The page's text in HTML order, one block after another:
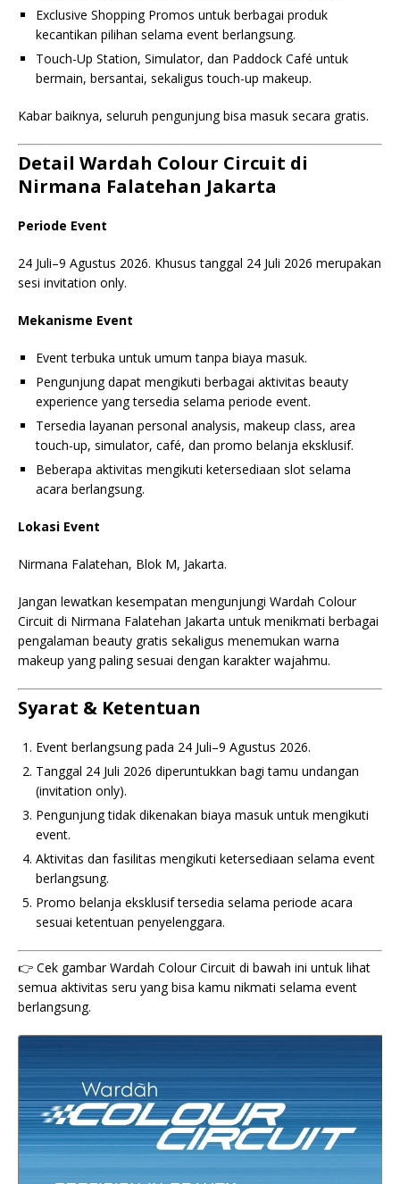
Exclusive Shopping Promos untuk berbagai produk
kecantikan pilihan selama event berlangsung.
Touch-Up Station, Simulator, dan Paddock Café untuk
bermain, bersantai, sekaligus touch-up makeup.
Kabar baiknya, seluruh pengunjung bisa masuk secara gratis.
Detail Wardah Colour Circuit di
Nirmana Falatehan Jakarta
Periode Event
24 Juli–9 Agustus 2026. Khusus tanggal 24 Juli 2026 merupakan
sesi invitation only.
Mekanisme Event
Event terbuka untuk umum tanpa biaya masuk.
Pengunjung dapat mengikuti berbagai aktivitas beauty
experience yang tersedia selama periode event.
Tersedia layanan personal analysis, makeup class, area
touch-up, simulator, café, dan promo belanja eksklusif.
Beberapa aktivitas mengikuti ketersediaan slot selama
acara berlangsung.
Lokasi Event
Nirmana Falatehan, Blok M, Jakarta.
Jangan lewatkan kesempatan mengunjungi Wardah Colour
Circuit di Nirmana Falatehan Jakarta untuk menikmati berbagai
pengalaman beauty gratis sekaligus menemukan warna
makeup yang paling sesuai dengan karakter wajahmu.
Syarat & Ketentuan
Event berlangsung pada 24 Juli–9 Agustus 2026.
Tanggal 24 Juli 2026 diperuntukkan bagi tamu undangan
(invitation only).
Pengunjung tidak dikenakan biaya masuk untuk mengikuti
event.
Aktivitas dan fasilitas mengikuti ketersediaan selama event
berlangsung.
Promo belanja eksklusif tersedia selama periode acara
sesuai ketentuan penyelenggara.
👉 Cek gambar Wardah Colour Circuit di bawah ini untuk lihat
semua aktivitas seru yang bisa kamu nikmati selama event
berlangsung.